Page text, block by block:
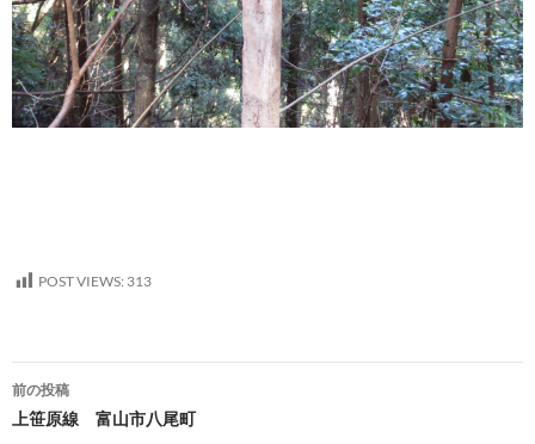
POST VIEWS: 313
投
稿
前の投稿
上笹原線 富山市八尾町